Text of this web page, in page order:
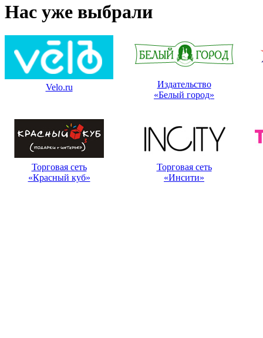
Нас уже выбрали
Velo.ru
Издательство
«Белый город»
Торговая сеть
«Красный куб»
Торговая сеть
«Инсити»